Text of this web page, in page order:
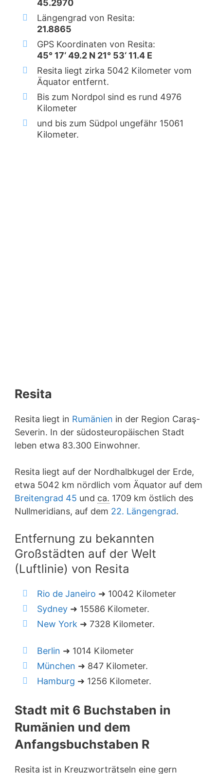
45.2970
Längengrad von Resita:
21.8865
GPS Koordinaten von Resita:
45° 17‘ 49.2 N 21° 53‘ 11.4 E
Resita liegt zirka 5042 Kilometer vom
Äquator entfernt.
Bis zum Nordpol sind es rund 4976
Kilometer
und bis zum Südpol ungefähr 15061
Kilometer.
Resita
Resita liegt in Rumänien in der Region Caraş-
Severin. In der südosteuropäischen Stadt
leben etwa 83.300 Einwohner.
Resita liegt auf der Nordhalbkugel der Erde,
etwa 5042 km nördlich vom Äquator auf dem
Breitengrad 45 und ca. 1709 km östlich des
Nullmeridians, auf dem 22. Längengrad.
Entfernung zu bekannten
Großstädten auf der Welt
(Luftlinie) von Resita
Rio de Janeiro ➜ 10042 Kilometer
Sydney ➜ 15586 Kilometer.
New York ➜ 7328 Kilometer.
Berlin ➜ 1014 Kilometer
München ➜ 847 Kilometer.
Hamburg ➜ 1256 Kilometer.
Stadt mit 6 Buchstaben in
Rumänien und dem
Anfangsbuchstaben R
Resita ist in Kreuzworträtseln eine gern